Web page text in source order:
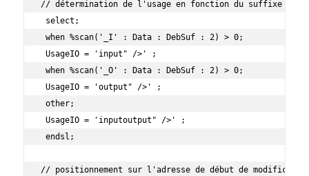
// détermination de l'usage en fonction du suffixe
select;
when %scan('_I' : Data : DebSuf : 2) > 0;
UsageIO = 'input" />' ;
when %scan('_O' : Data : DebSuf : 2) > 0;
UsageIO = 'output" />' ;
other;
UsageIO = 'inputoutput" />' ;
endsl;
// positionnement sur l'adresse de début de